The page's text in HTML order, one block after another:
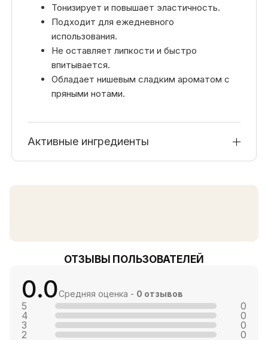
Тонизирует и повышает эластичность.
Подходит для ежедневного
использования.
Не оставляет липкости и быстро
впитывается.
Обладает нишевым сладким ароматом с
пряными нотами.
Активные ингредиенты
ОТЗЫВЫ ПОЛЬЗОВАТЕЛЕЙ
0.0Средняя оценка - 0 отзывов
5
0
4
0
3
0
2
0